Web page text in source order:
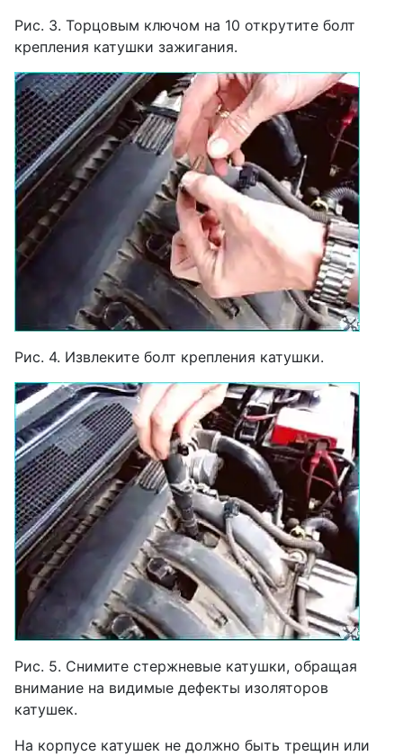
Рис. 3. Торцовым ключом на 10 открутите болт
крепления катушки зажигания.
Рис. 4. Извлеките болт крепления катушки.
Рис. 5. Снимите стержневые катушки, обращая
внимание на видимые дефекты изоляторов
катушек.
На корпусе катушек не должно быть трещин или